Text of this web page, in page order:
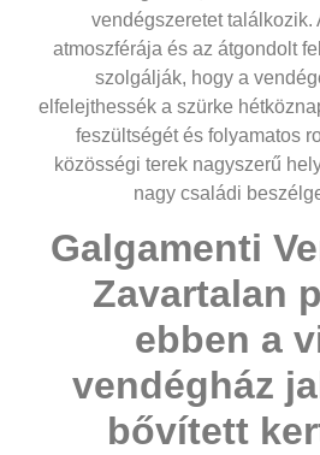
vendégszeretet találkozik.
atmoszférája és az átgondolt
szolgálják, hogy a
elfelejthessék a szürke
feszültségét és folyamatos
közösségi terek nagyszerű
nagy családi
Galgamenti
Zavartalan
ebben a
vendégház
bővített